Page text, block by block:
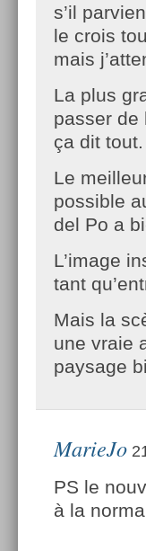
s’il
le crois
mais
La plus
passer de
ça dit tout.
Le
possible
del Po a
L’image
tant
Mais la
une vraie
paysage
MarieJo
PS le
à la